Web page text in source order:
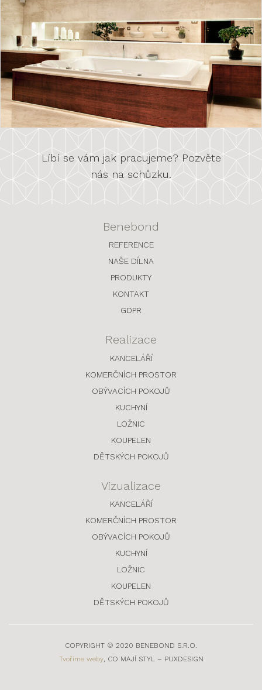
Líbí se vám jak pracujeme? Pozvěte
nás na schůzku.
Benebond
REFERENCE
NAŠE DÍLNA
PRODUKTY
KONTAKT
GDPR
Realizace
KANCELÁŘÍ
KOMERČNÍCH PROSTOR
OBÝVACÍCH POKOJŮ
KUCHYNÍ
LOŽNIC
KOUPELEN
DĚTSKÝCH POKOJŮ
Vizualizace
KANCELÁŘÍ
KOMERČNÍCH PROSTOR
OBÝVACÍCH POKOJŮ
KUCHYNÍ
LOŽNIC
KOUPELEN
DĚTSKÝCH POKOJŮ
COPYRIGHT © 2020 BENEBOND S.R.O.
Tvoříme weby, CO MAJÍ STYL – PUXDESIGN